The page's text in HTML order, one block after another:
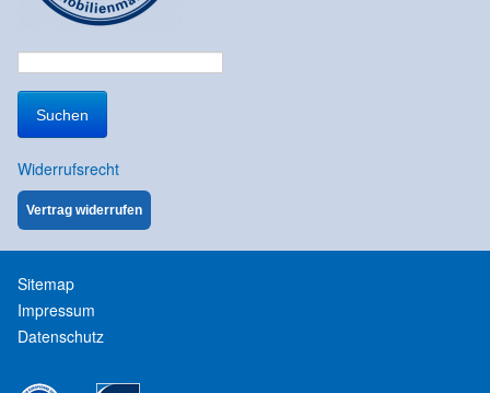
Suchen
nach:
Widerrufsrecht
Vertrag widerrufen
Sitemap
Impressum
Datenschutz